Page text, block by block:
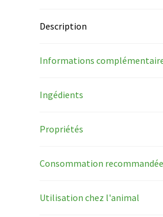
Description
Informations
Ingédients
Propriétés
Consommation recommandée
Utilisation chez l'animal